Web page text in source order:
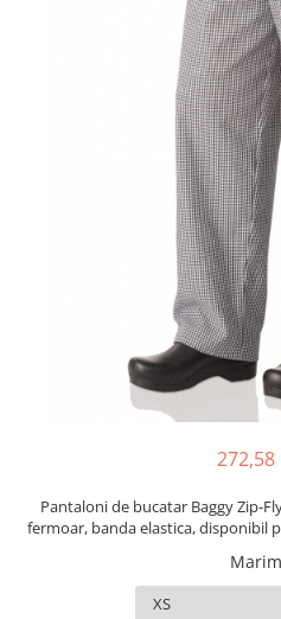
272,58
Pantaloni de bucatar Baggy Zip-
fermoar, banda elastica, disponibil